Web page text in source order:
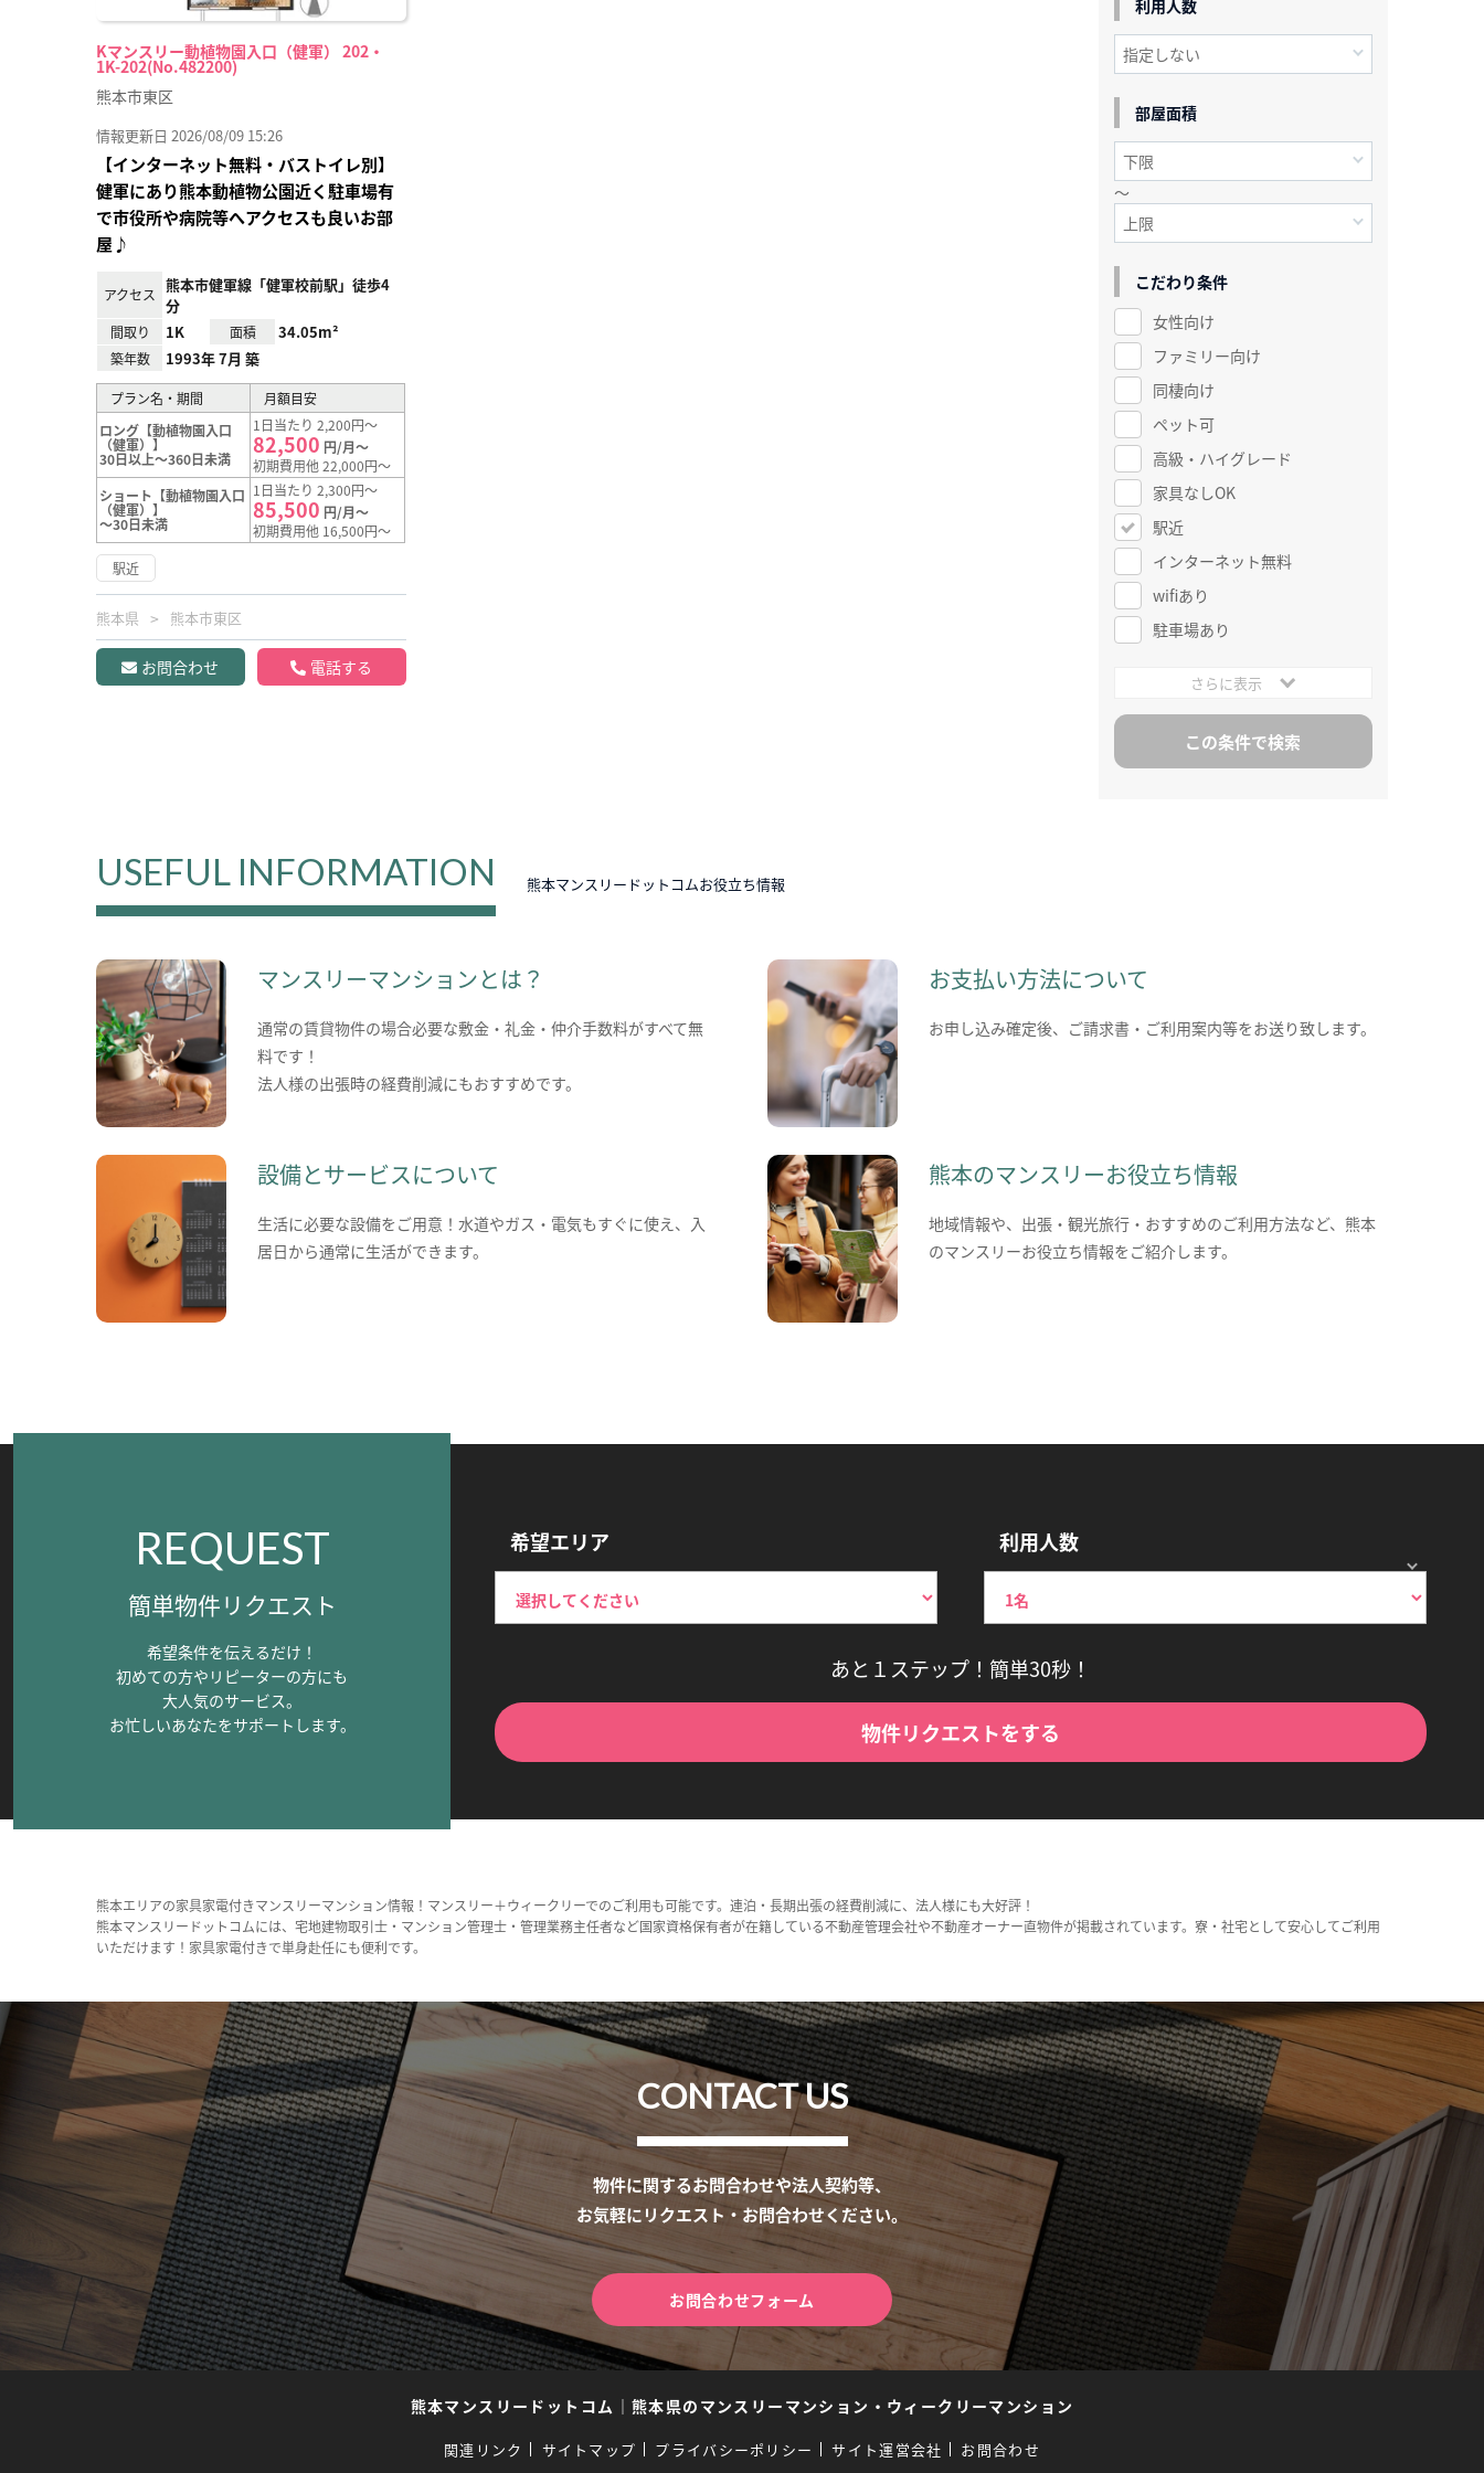
Kマンスリー動植物園入口（健軍） 202・
1K-202(No.482200)
熊本市東区
情報更新日 2026/08/09 15:26
【インターネット無料・バストイレ別】
健軍にあり熊本動植物公園近く駐車場有
で市役所や病院等へアクセスも良いお部
屋♪
アクセス
熊本市健軍線「健軍校前駅」徒歩4
分
間取り 1K 面積 34.05m²
築年数 1993年 7月 築
プラン名・期間
月額目安
ロング【動植物園入口
（健軍）】
30日以上～360日未満
1日当たり 2,200円～
82,500 円/月～
初期費用他 22,000円～
ショート【動植物園入口
（健軍）】
～30日未満
1日当たり 2,300円～
85,500 円/月～
初期費用他 16,500円～
駅近
熊本県 熊本市東区
お問合わせ 電話する
利用人数
部屋面積
～
こだわり条件
女性向け
ファミリー向け
同棲向け
ペット可
高級・ハイグレード
家具なしOK
駅近
インターネット無料
wifiあり
駐車場あり
さらに表示
USEFUL INFORMATION 熊本マンスリードットコムお役立ち情報
マンスリーマンションとは？
通常の賃貸物件の場合必要な敷金・礼金・仲介手数料がすべて無
料です！
法人様の出張時の経費削減にもおすすめです。
お支払い方法について
お申し込み確定後、ご請求書・ご利用案内等をお送り致します。
設備とサービスについて
生活に必要な設備をご用意！水道やガス・電気もすぐに使え、入
居日から通常に生活ができます。
熊本のマンスリーお役立ち情報
地域情報や、出張・観光旅行・おすすめのご利用方法など、熊本
のマンスリーお役立ち情報をご紹介します。
REQUEST
簡単物件リクエスト
希望条件を伝えるだけ！
初めての方やリピーターの方にも
大人気のサービス。
お忙しいあなたをサポートします。
希望エリア 利用人数
あと１ステップ！簡単30秒！
物件リクエストをする
熊本エリアの家具家電付きマンスリーマンション情報！マンスリー＋ウィークリーでのご利用も可能です。連泊・長期出張の経費削減に、法人様にも大好評！
熊本マンスリードットコムには、宅地建物取引士・マンション管理士・管理業務主任者など国家資格保有者が在籍している不動産管理会社や不動産オーナー直物件が掲載されています。寮・社宅として安心してご利用
いただけます！家具家電付きで単身赴任にも便利です。
CONTACT US
物件に関するお問合わせや法人契約等、
お気軽にリクエスト・お問合わせください。
お問合わせフォーム
熊本マンスリードットコム ｜ 熊本県のマンスリーマンション・ウィークリーマンション
関連リンク サイトマップ プライバシーポリシー サイト運営会社 お問合わせ